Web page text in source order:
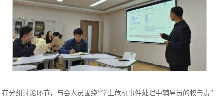
在分组讨论环节，与会人员围绕“学生危机事件处理中辅导员的权与责”